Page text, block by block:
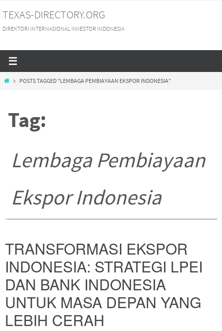
to
content
TEXAS-DIRECTORY.ORG
DIREKTORI INTERNASIONAL INVESTOR INDONESIA
HOMEPOSTS TAGGED "LEMBAGA PEMBIAYAAN EKSPOR INDONESIA"
Tag:
Lembaga Pembiayaan
Ekspor Indonesia
TRANSFORMASI EKSPOR
INDONESIA: STRATEGI LPEI
DAN BANK INDONESIA
UNTUK MASA DEPAN YANG
LEBIH CERAH